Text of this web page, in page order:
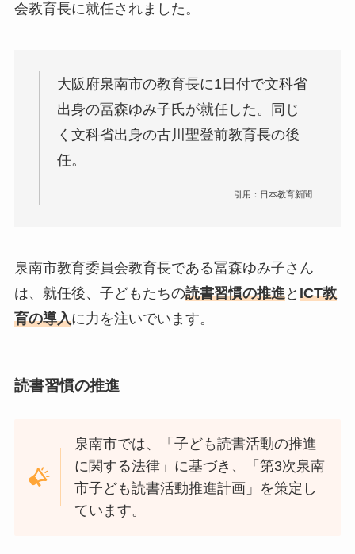
会教育長に就任されました。
大阪府泉南市の教育長に1日付で文科省
出身の冨森ゆみ子氏が就任した。同じ
く文科省出身の古川聖登前教育長の後
任。
引用：日本教育新聞
泉南市教育委員会教育長である冨森ゆみ子さん
は、就任後、子どもたちの読書習慣の推進と ICT教
育の導入に力を注いでいます。
読書習慣の推進
泉南市では、「子ども読書活動の推進
に関する法律」に基づき、「第3次泉南
市子ども読書活動推進計画」を策定し
ています。